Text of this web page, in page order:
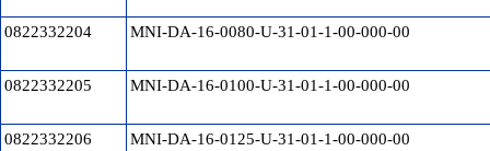
0822332204 MNI-DA-16-0080-U-31-01-1-00-000-00
0822332205 MNI-DA-16-0100-U-31-01-1-00-000-00
0822332206 MNI-DA-16-0125-U-31-01-1-00-000-00